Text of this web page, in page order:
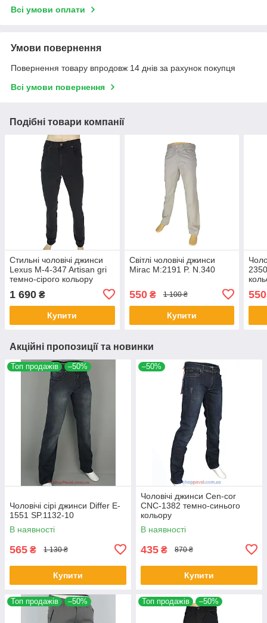
Всі умови оплати
Умови повернення
Повернення товару впродовж 14 днів за рахунок покупця
Всі умови повернення
Подібні товари компанії
Стильні чоловічі джинси
Lexus M-4-347 Artisan gri
темно-сірого кольору
1 690 ₴
Купити
Світлі чоловічі джинси
Mirac M:2191 P. N.340
550₴ 1 100 ₴
Купити
550
Акційні пропозиції та новинки
Топ продажів –50%
Чоловічі сірі джинси Differ E-
1551 SP.1132-10
В наявності
565 ₴ 1 130 ₴
Купити
–50%
Чоловічі джинси Cen-cor
CNC-1382 темно-синього
кольору
В наявності
435 ₴ 870 ₴
Купити
Топ продажів –50% Топ продажів –50%